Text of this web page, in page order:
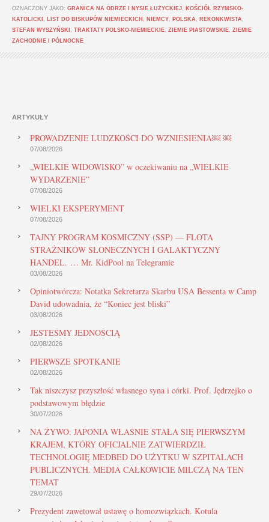
OZNACZONY JAKO: GRANICA NA ODRZE I NYSIE ŁUŻYCKIEJ
KOŚCIÓŁ RZYMSKO-
KATOLICKI
LIST DO BISKUPÓW NIEMIECKICH NIEMCY POLSKA REKONKWISTA
STEFAN WYSZYŃSKI
TRAKTATY POLSKO-NIEMIECKIE ZIEMIE PIASTOWSKIE ZIEMIE
ZACHODNIE I PÓLNOCNE
ARTYKUŁY
PROWADZENIE LUDZKOŚCI DO WZNIESIENIA￼ ￼
07/08/2026
„WIELKIE WIDOWISKO” w oczekiwaniu na „WIELKIE
WYDARZENIE”
07/08/2026
WIELKI EKSPERYMENT
07/08/2026
TAJNY PROGRAM KOSMICZNY (SSP) — FLOTA
STRAŻNIKÓW SŁONECZNYCH I GALAKTYCZNY
HANDEL. … Mr. KidPool na Telegramie
03/08/2026
Opiniotwórcza: Notatka Sekretarza Skarbu USA Bessenta w Camp
David udowadnia, że “Koniec jest bliski”
03/08/2026
JESTEŚMY JEDNOŚCIĄ
02/08/2026
PIERWSZE SPOTKANIE
02/08/2026
Tak niszczysz przyszłość własnego syna i córki. Prof. Jędrzejko o
podstawowym błędzie
30/07/2026
NA ŻYWO: JAPONIA WŁAŚNIE STAŁA SIĘ PIERWSZYM
KRAJEM, KTÓRY OFICJALNIE ZATWIERDZIŁ
TECHNOLOGIĘ MEDBED DO UŻYTKU W SZPITALACH
PUBLICZNYCH. MEDIA CAŁKOWICIE MILCZĄ NA TEN
TEMAT
29/07/2026
Prezydent zawetował ustawę o homozwiązkach. Kotula